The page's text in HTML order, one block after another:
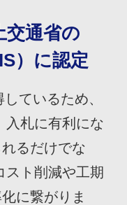
交通省の
）に認定
ているため、
入札に有利にな
るだけでな
スト削減や工期
に繋がりま